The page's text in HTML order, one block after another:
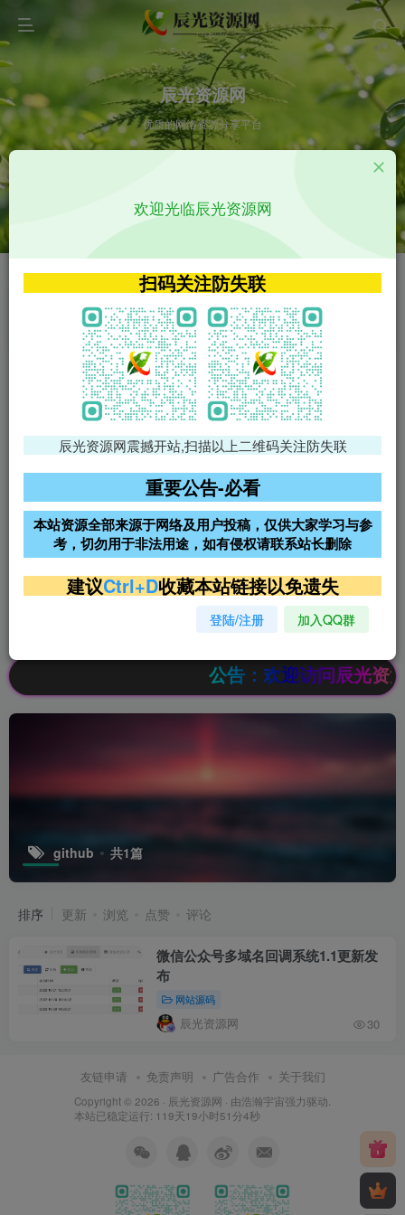
辰光资源网
优质的网络资源分享平台
VIP特权介绍 APP源码
VIP特权介绍
火
VIP特权介绍
影视源码
影视源码
免费领支付宝红包
腾讯轻量4核4G3M服务器38元/
阿里云2核2G200M服务器68元/
年
雨云高防免备案服务器
超低价文字广告位招租 超低价文字广告位招租
超低价文字广告位招租
公告：欢迎访问辰光资源
github 共1篇
排序 更新 浏览 点赞 评论
微信公众号多域名回调系统1.1更新发
布
网站源码
辰光资源网 30
友链申请 免责声明 广告合作 关于我们
Copyright © 2026 · 辰光资源网 · 由浩瀚宇宙强力驱动.
本站已稳定运行: 119天19小时51分5秒
欢迎光临辰光资源网
扫码关注防失联
辰光资源网震撼开站,扫描以上二维码关注防失联
重要公告-必看
本站资源全部来源于网络及用户投稿，仅供大家学习与参
考，切勿用于非法用途，如有侵权请联系站长删除
建议Ctrl+D收藏本站链接以免遗失
登陆/注册 加入QQ群